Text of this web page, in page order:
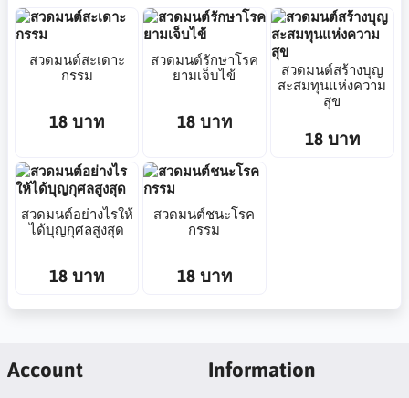
สวดมนต์สะเดาะ
กรรม
18 บาท
สวดมนต์รักษาโรค
ยามเจ็บไข้
18 บาท
สวดมนต์สร้างบุญ
สะสมทุนแห่งความ
สุข
18 บาท
สวดมนต์อย่างไรให้
ได้บุญกุศลสูงสุด
18 บาท
สวดมนต์ชนะโรค
กรรม
18 บาท
Account Information